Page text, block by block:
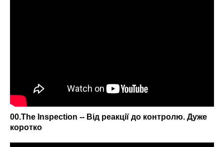
00.The Inspection -- Від реакції до контролю. Дуже
коротко